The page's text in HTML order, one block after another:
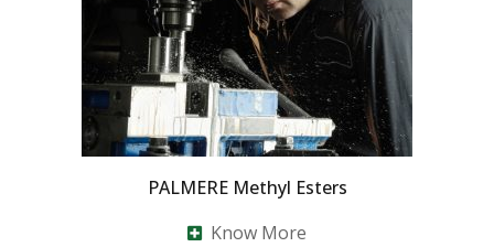
PALMERE Methyl Esters
Know More